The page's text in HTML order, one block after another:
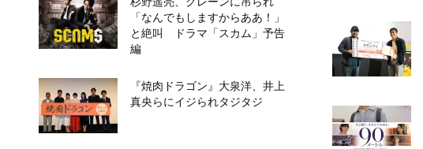
「なんでもしますからああ！」
と絶叫 ドラマ「スカム」予告
編
『焼肉ドラゴン』大泉洋、井上
真央らにイジられタジタジ